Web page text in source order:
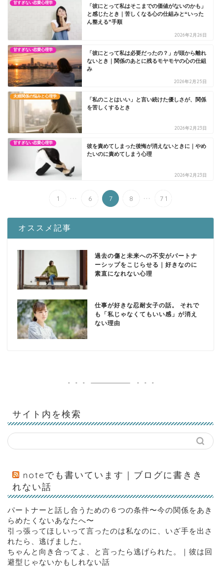
甘すぎない恋愛心理学
「彼にとって私はそこまでの価値がないのかも」
と感じたとき｜苦しくなる心の仕組みと“いった
ん整える”手順
2026年2月26日
甘すぎない恋愛心理学
「彼にとって私は必要だったの？」が頭から離れ
ないとき｜関係のあとに残るモヤモヤの心の仕組
み
2026年2月25日
夫婦関係の悩みと心理学
「私のことはいい」と言い続けた優しさが、関係
を苦しくするとき
2026年2月23日
甘すぎない恋愛心理学
彼を責めてしまった後悔が消えないときに｜やめ
たいのに責めてしまう心理
2026年2月23日
1 ... 6 7 8 ... 71
オススメ記事
過去の傷と未来への不安がパートナ
ーシップをこじらせる｜好きなのに
素直になれない心理
仕事が好きな忍耐女子の話。 それで
も「私じゃなくてもいい感」が消え
ない理由
サイト内を検索
noteでも書いています｜ブログに書きき
れない話
パートナーと話し合うための６つの条件〜今の関係をあき
らめたくないあなたへ〜
引っ張ってほしいって言ったのは私なのに、いざ手を出さ
れたら、逃げました。
ちゃんと向き合ってよ、と言ったら逃げられた。｜彼は回
避型じゃないかもしれない話